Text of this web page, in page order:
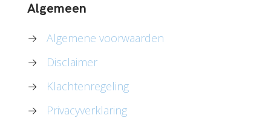
Algemeen
→
Algemene voorwaarden
→
Disclaimer
→
Klachtenregeling
→
Privacyverklaring